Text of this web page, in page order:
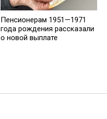
Пенсионерам 1951—1971
года рождения рассказали
о новой выплате